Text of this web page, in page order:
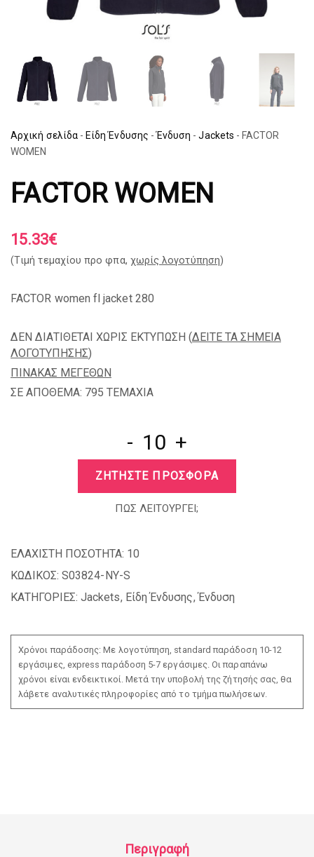
Αρχική σελίδα - Είδη Ένδυσης - Ένδυση - Jackets - FACTOR
WOMEN
FACTOR WOMEN
15.33€
(Tιμή τεμαχίου προ φπα, χωρίς λογοτύπηση)
FACTOR women fl jacket 280
ΔΕΝ ΔΙΑΤΙΘΕΤΑΙ ΧΩΡΙΣ ΕΚΤΥΠΩΣΗ (ΔΕΙΤΕ ΤΑ ΣΗΜΕΙΑ
ΛΟΓΟΤΥΠΗΣΗΣ)
ΠΙΝΑΚΑΣ ΜΕΓΕΘΩΝ
ΣΕ ΑΠΟΘΕΜΑ: 795 TEMAXIA
- +
ΖΗΤΗΣΤΕ ΠΡΟΣΦΟΡΑ
ΠΩΣ ΛΕΙΤΟΥΡΓΕΙ;
ΕΛΑΧΙΣΤΗ ΠΟΣΟΤΗΤΑ: 10
ΚΩΔΙΚΟΣ: S03824-NY-S
ΚΑΤΗΓΟΡΙΕΣ: Jackets, Είδη Ένδυσης,Ένδυση
Χρόνοι παράδοσης: Με λογοτύπηση, standard παράδοση 10-12
εργάσιμες, express παράδοση 5-7 εργάσιμες. Οι παραπάνω
χρόνοι είναι ενδεικτικοί. Μετά την υποβολή της ζήτησής σας, θα
λάβετε αναλυτικές πληροφορίες από το τμήμα πωλήσεων.
Περιγραφή